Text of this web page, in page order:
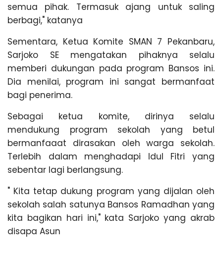
semua pihak. Termasuk ajang untuk saling
berbagi," katanya
Sementara, Ketua Komite SMAN 7 Pekanbaru,
Sarjoko SE mengatakan pihaknya selalu
memberi dukungan pada program Bansos ini.
Dia menilai, program ini sangat bermanfaat
bagi penerima.
Sebagai ketua komite, dirinya selalu
mendukung program sekolah yang betul
bermanfaaat dirasakan oleh warga sekolah.
Terlebih dalam menghadapi Idul Fitri yang
sebentar lagi berlangsung.
" Kita tetap dukung program yang dijalan oleh
sekolah salah satunya Bansos Ramadhan yang
kita bagikan hari ini," kata Sarjoko yang akrab
disapa Asun